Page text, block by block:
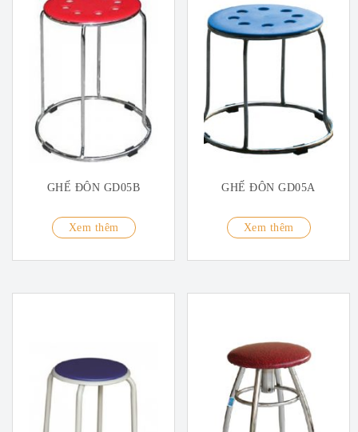
GHẾ ĐÔN GD05B
Xem thêm
GHẾ ĐÔN GD05A
Xem thêm